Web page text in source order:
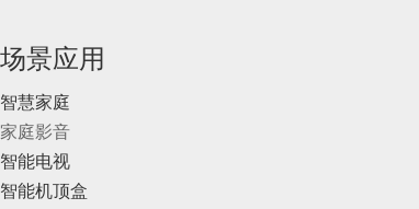
场景应用
智慧家庭
家庭影音
智能电视
智能机顶盒